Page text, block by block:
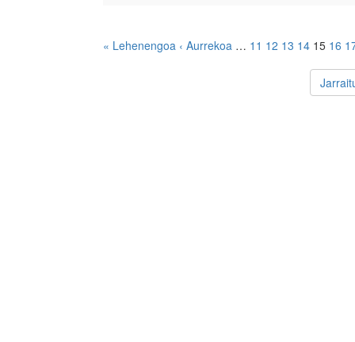
« Lehenengoa ‹ Aurrekoa … 11 12 13 14 15 16